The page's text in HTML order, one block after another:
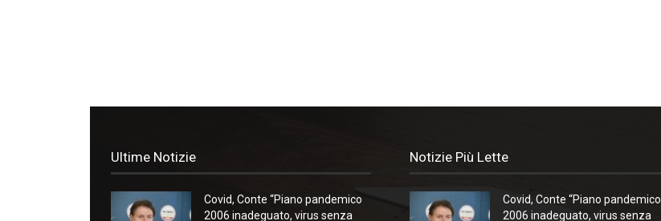
Ultime Notizie
Covid, Conte “Piano pandemico
2006 inadeguato, virus senza
Notizie Più Lette
Covid, Conte “Piano pandemico
2006 inadeguato, virus senza